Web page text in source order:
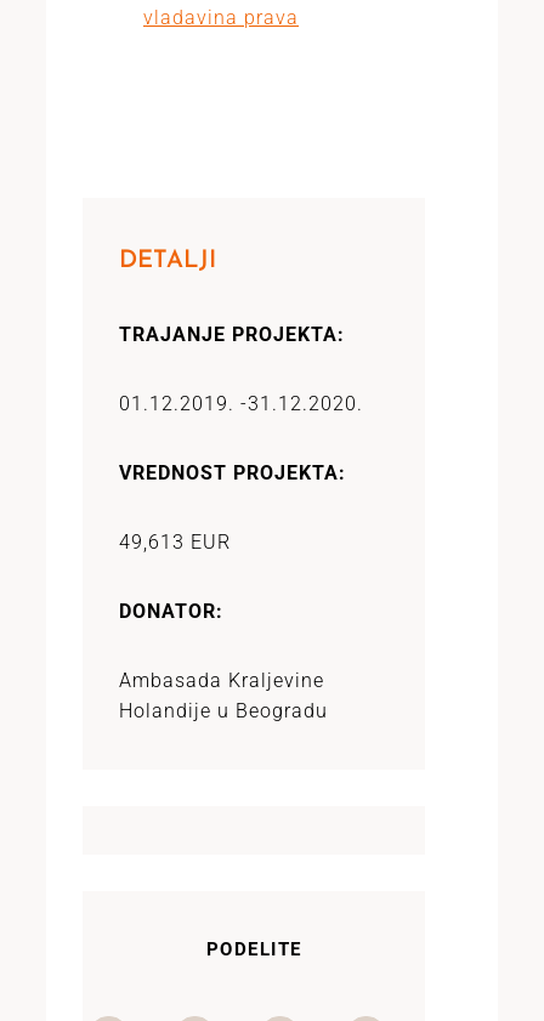
vladavina prava
DETALJI
TRAJANJE PROJEKTA:
01.12.2019. -31.12.2020.
VREDNOST PROJEKTA:
49,613 EUR
DONATOR:
Ambasada Kraljevine
Holandije u Beogradu
PODELITE